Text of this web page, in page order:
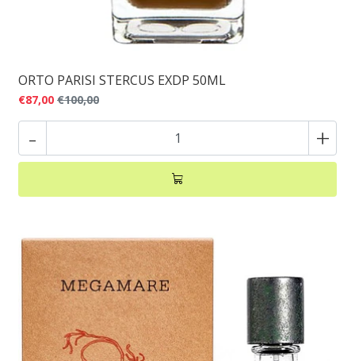
ORTO PARISI STERCUS EXDP 50ML
€87,00 €100,00
- +